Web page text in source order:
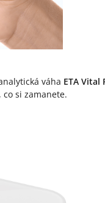
váha ETA Vital
si zamanete.